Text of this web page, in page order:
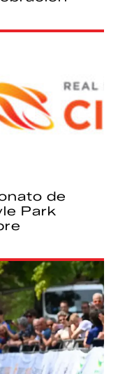
de
Park